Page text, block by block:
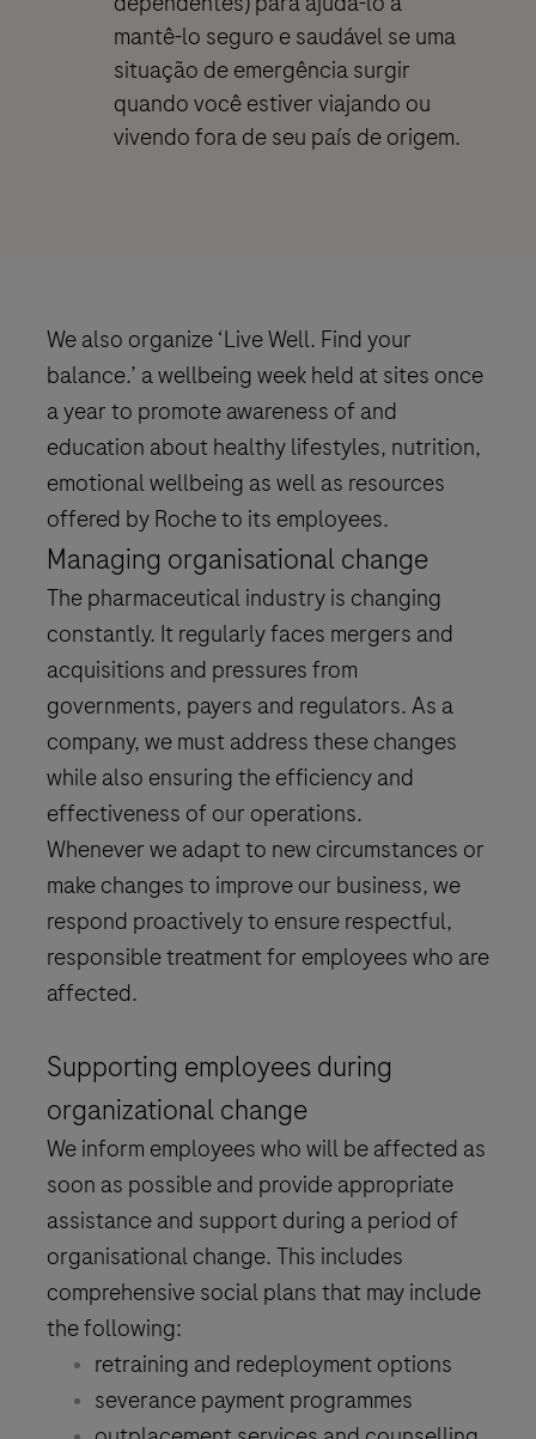
mantê-lo seguro e saudável se uma
situação de emergência surgir
quando você estiver viajando ou
vivendo fora de seu país de origem.
We also organize ‘Live Well. Find your
balance.’ a wellbeing week held at sites once
a year to promote awareness of and
education about healthy lifestyles, nutrition,
emotional wellbeing as well as resources
offered by Roche to its employees.
Managing organisational change
The pharmaceutical industry is changing
constantly. It regularly faces mergers and
acquisitions and pressures from
governments, payers and regulators. As a
company, we must address these changes
while also ensuring the efficiency and
effectiveness of our operations.
Whenever we adapt to new circumstances or
make changes to improve our business, we
respond proactively to ensure respectful,
responsible treatment for employees who are
affected.
Supporting employees during
organizational change
We inform employees who will be affected as
soon as possible and provide appropriate
assistance and support during a period of
organisational change. This includes
comprehensive social plans that may include
the following:
retraining and redeployment options
severance payment programmes